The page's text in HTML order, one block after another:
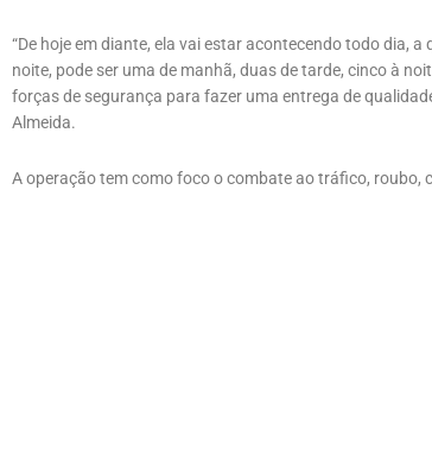
“De hoje em diante, ela vai estar acontecendo todo dia,
noite, pode ser uma de manhã, duas de tarde, cinco à
forças de segurança para fazer uma entrega de
Almeida.
A operação tem como foco o combate ao tráfico, roubo,